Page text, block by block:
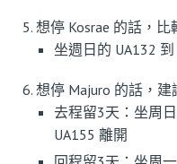
想停 Kosrae 的話，比
坐週日的 UA132
想停 Majuro 的話，建
去程留3天：坐周
UA155 離開